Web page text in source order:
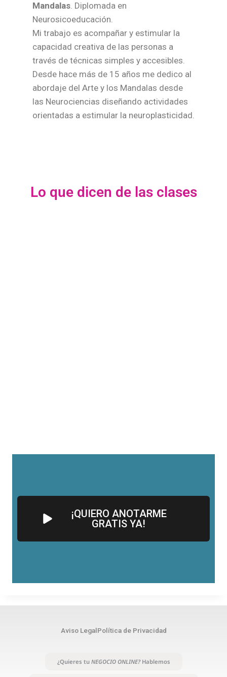
Mandalas. Diplomada en
Neurosicoeducación.
Mi trabajo es acompañar y estimular la
capacidad creativa de las personas a
través de técnicas simples y accesibles.
Desde hace más de 15 años me dedico al
abordaje del Arte y los Mandalas desde
las Neurociencias diseñando actividades
orientadas a estimular la neuroplasticidad.
Lo que dicen de las clases
¡QUIERO ANOTARME
GRATIS YA!
Aviso LegalPolítica de Privacidad
¿Quieres tu NEGOCIO ONLINE?Hablemos